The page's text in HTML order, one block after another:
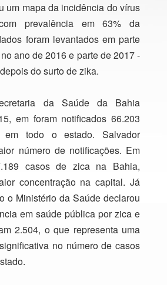
um mapa da incidência do vírus
prevalência em 63% da
foram levantados em parte
ano de 2016 e parte de 2017 -
do surto de zika.
da Saúde da Bahia
em foram notificados 66.203
todo o estado. Salvador
número de notificações. Em
casos de zica na Bahia,
concentração na capital. Já
o Ministério da Saúde declarou
em saúde pública por zica e
2.504, o que representa uma
no número de casos